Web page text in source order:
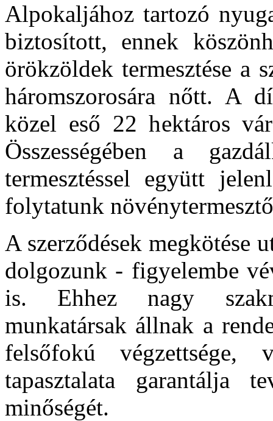
Alpokaljához tartozó
biztosított, ennek
örökzöldek termesztése a
háromszorosára nőtt. A
közel eső 22 hektáros
Összességében a
termesztéssel együtt
folytatunk
A szerződések megkötése
dolgozunk - figyelembe
is. Ehhez nagy
munkatársak állnak a
felsőfokú
tapasztalata garantálja
minőségét.